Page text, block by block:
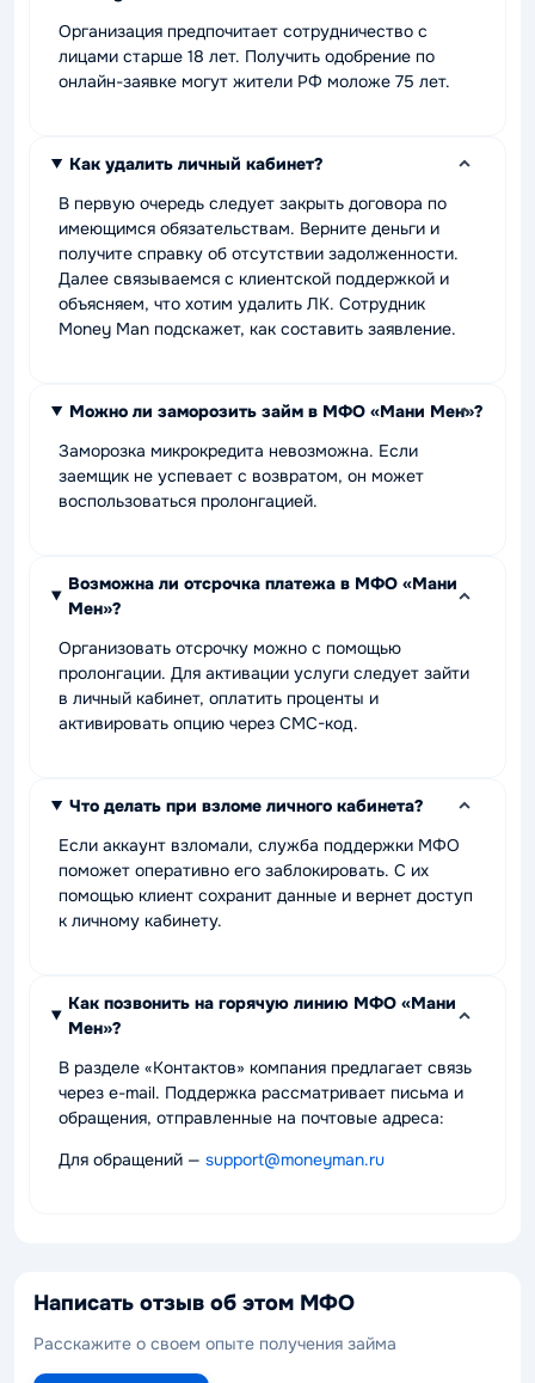
Организация предпочитает сотрудничество с
лицами старше 18 лет. Получить одобрение по
онлайн-заявке могут жители РФ моложе 75 лет.
Как удалить личный кабинет?
В первую очередь следует закрыть договора по
имеющимся обязательствам. Верните деньги и
получите справку об отсутствии задолженности.
Далее связываемся с клиентской поддержкой и
объясняем, что хотим удалить ЛК. Сотрудник
Money Man подскажет, как составить заявление.
Можно ли заморозить займ в МФО «Мани Мен»?
Заморозка микрокредита невозможна. Если
заемщик не успевает с возвратом, он может
воспользоваться пролонгацией.
Возможна ли отсрочка платежа в МФО «Мани
Мен»?
Организовать отсрочку можно с помощью
пролонгации. Для активации услуги следует зайти
в личный кабинет, оплатить проценты и
активировать опцию через СМС-код.
Что делать при взломе личного кабинета?
Если аккаунт взломали, служба поддержки МФО
поможет оперативно его заблокировать. С их
помощью клиент сохранит данные и вернет доступ
к личному кабинету.
Как позвонить на горячую линию МФО «Мани
Мен»?
В разделе «Контактов» компания предлагает связь
через e-mail. Поддержка рассматривает письма и
обращения, отправленные на почтовые адреса:
Для обращений — support@moneyman.ru
Написать отзыв об этом МФО
Расскажите о своем опыте получения займа